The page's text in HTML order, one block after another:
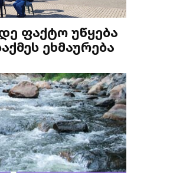
ფაქტო უწყება
ეხმაურება